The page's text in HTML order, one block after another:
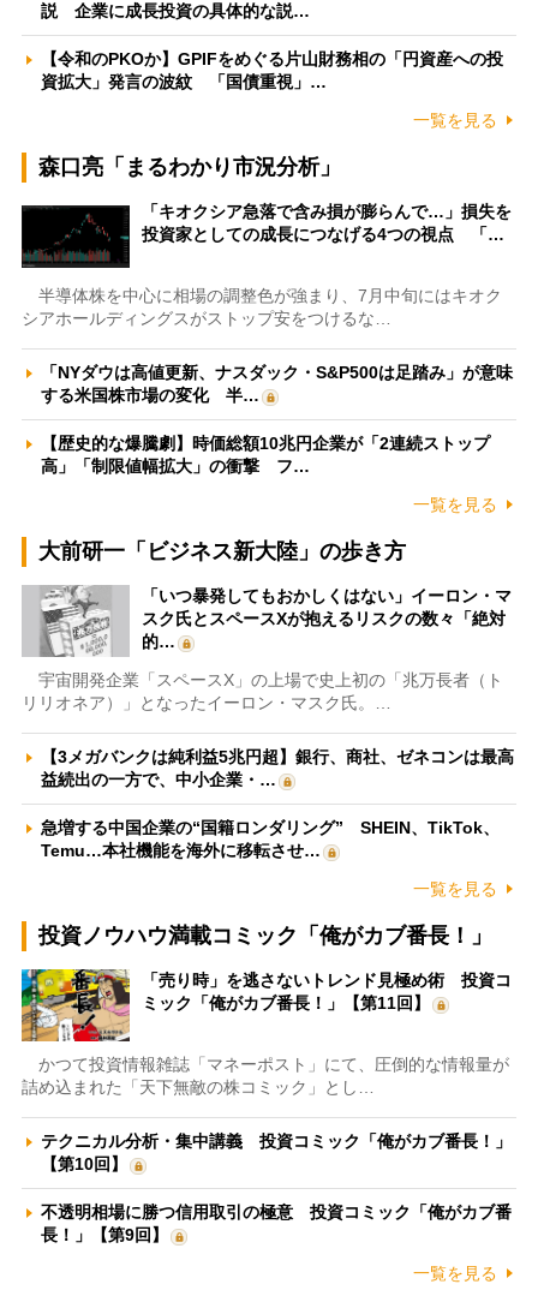
説 企業に成長投資の具体的な説…
【令和のPKOか】GPIFをめぐる片山財務相の「円資産への投
資拡大」発言の波紋 「国債重視」…
一覧を見る
森口亮「まるわかり市況分析」
「キオクシア急落で含み損が膨らんで…」損失を
投資家としての成長につなげる4つの視点 「…
半導体株を中心に相場の調整色が強まり、7月中旬にはキオク
シアホールディングスがストップ安をつけるな…
「NYダウは高値更新、ナスダック・S&P500は足踏み」が意味
する米国株市場の変化 半…
【歴史的な爆騰劇】時価総額10兆円企業が「2連続ストップ
高」「制限値幅拡大」の衝撃 フ…
一覧を見る
大前研一「ビジネス新大陸」の歩き方
「いつ暴発してもおかしくはない」イーロン・マ
スク氏とスペースXが抱えるリスクの数々「絶対
的…
宇宙開発企業「スペースX」の上場で史上初の「兆万長者（ト
リリオネア）」となったイーロン・マスク氏。…
【3メガバンクは純利益5兆円超】銀行、商社、ゼネコンは最高
益続出の一方で、中小企業・…
急増する中国企業の“国籍ロンダリング” SHEIN、TikTok、
Temu…本社機能を海外に移転させ…
一覧を見る
投資ノウハウ満載コミック「俺がカブ番長！」
「売り時」を逃さないトレンド見極め術 投資コ
ミック「俺がカブ番長！」【第11回】
かつて投資情報雑誌「マネーポスト」にて、圧倒的な情報量が
詰め込まれた「天下無敵の株コミック」とし…
テクニカル分析・集中講義 投資コミック「俺がカブ番長！」
【第10回】
不透明相場に勝つ信用取引の極意 投資コミック「俺がカブ番
長！」【第9回】
一覧を見る